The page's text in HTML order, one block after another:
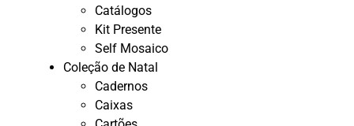
Catálogos
Kit Presente
Self Mosaico
Coleção de Natal
Cadernos
Caixas